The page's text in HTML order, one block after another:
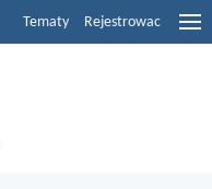
Tematy Rejestrowac